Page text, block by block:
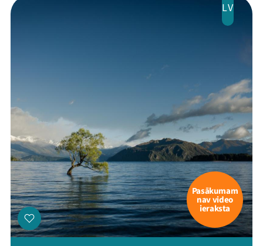
LV
Pasākumam
nav video
ieraksta